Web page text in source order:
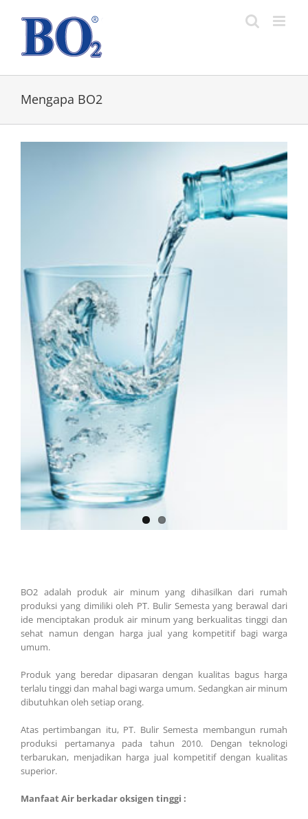
content
Mengapa BO2
BO2 adalah produk air minum yang dihasilkan dari rumah
produksi yang dimiliki oleh PT. Bulir Semesta yang berawal dari
ide menciptakan produk air minum yang berkualitas tinggi dan
sehat namun dengan harga jual yang kompetitif bagi warga
umum.
Produk yang beredar dipasaran dengan kualitas bagus harga
terlalu tinggi dan mahal bagi warga umum. Sedangkan air minum
dibutuhkan oleh setiap orang.
Atas pertimbangan itu, PT. Bulir Semesta membangun rumah
produksi pertamanya pada tahun 2010. Dengan teknologi
terbarukan, menjadikan harga jual kompetitif dengan kualitas
superior.
Manfaat Air berkadar oksigen tinggi :